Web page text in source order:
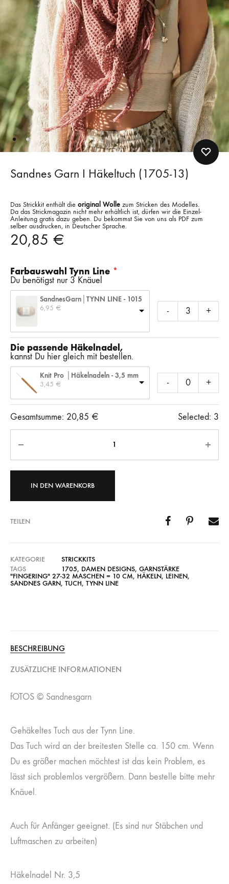
Sandnes Garn I Häkeltuch (1705-13)
Das Strickkit enthält die original Wolle zum Stricken des Modelles.
Da das Strickmagazin nicht mehr erhältlich ist, dürfen wir die Einzel-
Anleitung gratis dazu geben. Du bekommst Sie von uns als PDF zum
selber ausdrucken, in Deutscher Sprache.
20,85 €
Farbauswahl Tynn Line
Du benötigst nur 3 Knäuel
SandnesGarn│TYNN LINE - 1015
6,95 € - +
Die passende Häkelnadel,
kannst Du hier gleich mit bestellen.
Knit Pro │Häkelnadeln - 3,5 mm
3,45 € - +
Gesamtsumme: 20,85 € Selected: 3
Anzahl
IN DEN WARENKORB
TEILEN
KATEGORIE
STRICKKITS
TAGS
1705, DAMEN DESIGNS, GARNSTÄRKE
"FINGERING" 27-32 MASCHEN = 10 CM, HÄKELN, LEINEN,
SANDNES GARN, TUCH, TYNN LINE
BESCHREIBUNG
ZUSÄTZLICHE INFORMATIONEN
fOTOS © Sandnesgarn
Gehäkeltes Tuch aus der Tynn Line.
Das Tuch wird an der breitesten Stelle ca. 150 cm. Wenn
Du es größer machen möchtest ist das kein Problem, es
lässt sich problemlos vergrößern. Dann bestelle bitte mehr
Knäuel.
Auch für Anfänger geeignet. (Es sind nur Stäbchen und
Luftmaschen zu arbeiten)
Häkelnadel Nr. 3,5